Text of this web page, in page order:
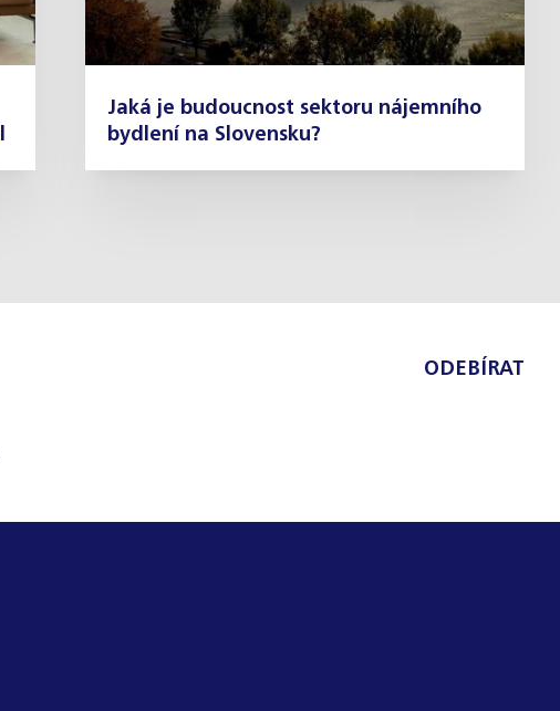
Jaká je budoucnost sektoru nájemního
bydlení na Slovensku?
ODEBÍRAT